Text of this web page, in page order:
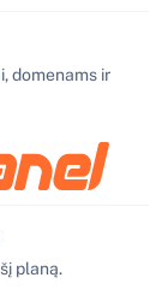
domenams ir
planą.